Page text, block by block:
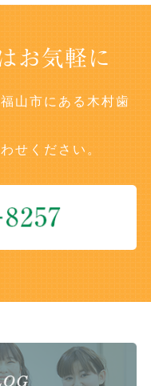
お気軽に
山市にある木村歯
せください。